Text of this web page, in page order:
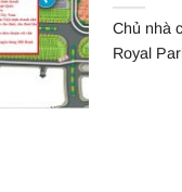
Chủ nhà
Royal